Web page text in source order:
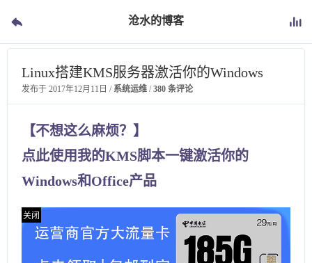
沧水的博客
Linux搭建KMS服务器激活你的Windows
发布于 2017年12月11日 / 系统运维 /380 条评论
【不想这么麻烦？】
点此使用我的KMS脚本一键激活你的
Windows和Office产品